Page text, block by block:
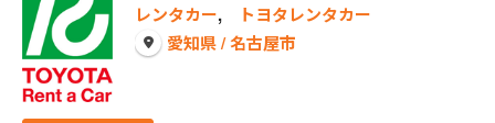
レンタカー,
トヨタレンタカー
愛知県 / 名古屋市